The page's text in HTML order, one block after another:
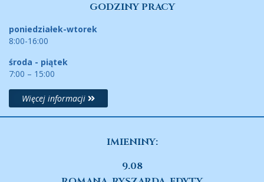
GODZINY PRACY
poniedziałek-wtorek
8:00-16:00
środa - piątek
7:00 – 15:00
Więcej informacji
IMIENINY:
9.08